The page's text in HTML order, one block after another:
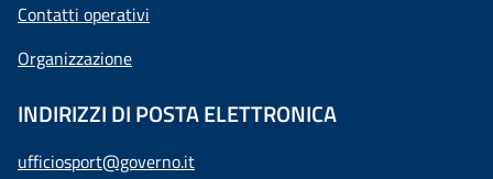
Contatti operativi
Organizzazione
INDIRIZZI DI POSTA ELETTRONICA
ufficiosport@governo.it